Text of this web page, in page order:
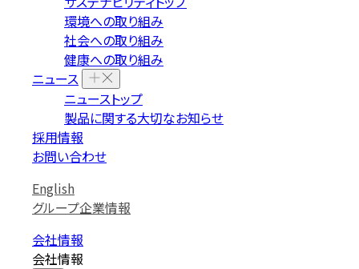
環境への取り組み
社会への取り組み
健康への取り組み
ニュース
ニューストップ
製品に関する大切なお知らせ
採用情報
お問い合わせ
English
グループ企業情報
会社情報
会社情報